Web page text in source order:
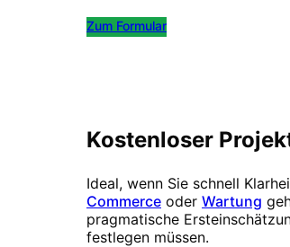
Zum Formular
Kostenloser
Ideal, wenn Sie schnell
Commerce oder Wartung
pragmatische
festlegen müssen.